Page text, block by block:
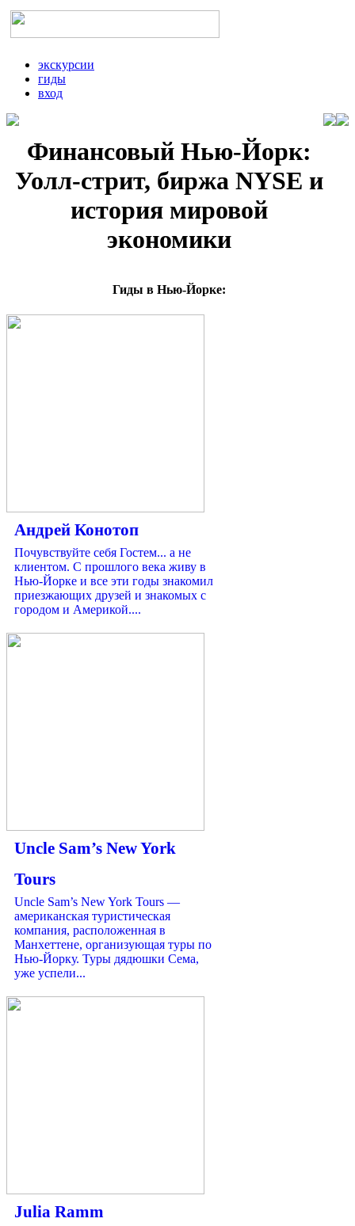
экскурсии
гиды
вход
Финансовый Нью-Йорк:
Уолл-стрит, биржа NYSE и
история мировой
экономики
Гиды в Нью-Йорке:
Андрей Конотоп
Почувствуйте себя Гостем... а не
клиентом. С прошлого века живу в
Нью-Йорке и все эти годы знакомил
приезжающих друзей и знакомых с
городом и Америкой....
Uncle Sam’s New York
Tours
Uncle Sam’s New York Tours —
американская туристическая
компания, расположенная в
Манхеттене, организующая туры по
Нью-Йорку. Туры дядюшки Сема,
уже успели...
Julia Ramm